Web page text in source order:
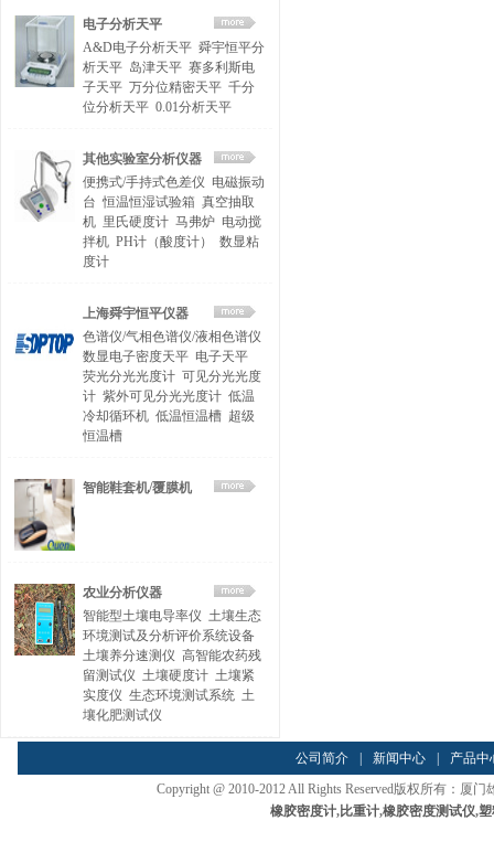
电子分析天平
A&D电子分析天平 舜宇恒平分
析天平 岛津天平 赛多利斯电
子天平 万分位精密天平 千分
位分析天平 0.01分析天平
其他实验室分析仪器
便携式/手持式色差仪 电磁振动
台 恒温恒湿试验箱 真空抽取
机 里氏硬度计 马弗炉 电动搅
拌机 PH计（酸度计）
数显粘
度计
上海舜宇恒平仪器
色谱仪/气相色谱仪/液相色谱仪
数显电子密度天平 电子天平
荧光分光光度计 可见分光光度
计 紫外可见分光光度计 低温
冷却循环机 低温恒温槽 超级
恒温槽
智能鞋套机/覆膜机
农业分析仪器
智能型土壤电导率仪 土壤生态
环境测试及分析评价系统设备
土壤养分速测仪 高智能农药残
留测试仪 土壤硬度计 土壤紧
实度仪 生态环境测试系统 土
壤化肥测试仪
公司简介 新闻中心
产品中
Copyright @ 2010-2012 All Rights Reserved版权所有：厦
橡胶密度计,比重计,橡胶密度测试仪,塑